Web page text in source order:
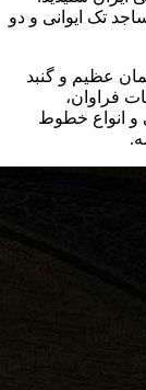
تک ایوانی و دو
عظیم و گنبد
فراوان،
و انواع خطوط